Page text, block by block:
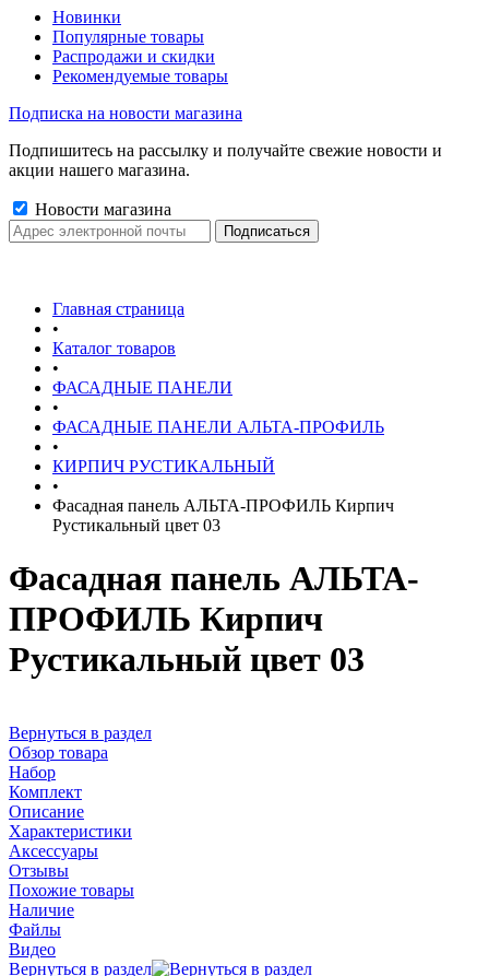
Новинки
Популярные товары
Распродажи и скидки
Рекомендуемые товары
Подписка на новости магазина
Подпишитесь на рассылку и получайте свежие новости и
акции нашего магазина.
Новости магазина
Главная страница
•
Каталог товаров
•
ФАСАДНЫЕ ПАНЕЛИ
•
ФАСАДНЫЕ ПАНЕЛИ АЛЬТА-ПРОФИЛЬ
•
КИРПИЧ РУСТИКАЛЬНЫЙ
•
Фасадная панель АЛЬТА-ПРОФИЛЬ Кирпич
Рустикальный цвет 03
Фасадная панель АЛЬТА-
ПРОФИЛЬ Кирпич
Рустикальный цвет 03
Вернуться в раздел
Обзор товара
Набор
Комплект
Описание
Характеристики
Аксессуары
Отзывы
Похожие товары
Наличие
Файлы
Видео
Вернуться в раздел